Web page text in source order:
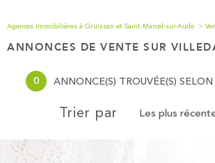
Agences immobilières à Gruissan et Saint-Marcel-sur-Aude
ANNONCES DE VENTE SUR
0 ANNONCE(S) TROUVÉE(S)
Trier par Les plus